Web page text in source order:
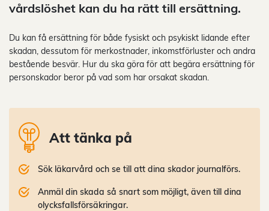
vårdslöshet kan du ha rätt till ersättning.
Du kan få ersättning för både fysiskt och psykiskt lidande efter
skadan, dessutom för merkostnader, inkomstförluster och andra
bestående besvär. Hur du ska göra för att begära ersättning för
personskador beror på vad som har orsakat skadan.
Att tänka på
Sök läkarvård och se till att dina skador journalförs.
Anmäl din skada så snart som möjligt, även till dina
olycksfallsförsäkringar.